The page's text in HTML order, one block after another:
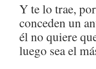
Y te lo trae,
conceden un
él no quiere
luego sea el